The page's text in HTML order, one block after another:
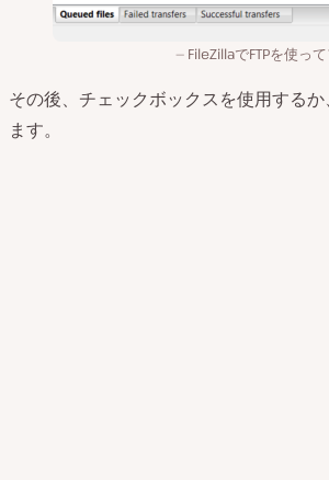
FileZillaでFTPを使っ
その後、チェックボックスを使用する
ます。